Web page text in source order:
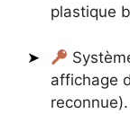
plastique
affichage
reconnue).